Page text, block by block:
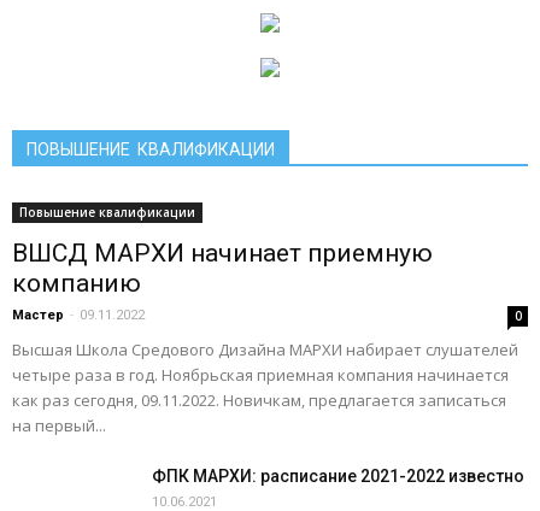
ПОВЫШЕНИЕ КВАЛИФИКАЦИИ
Повышение квалификации
ВШСД МАРХИ начинает приемную
компанию
Мастер - 09.11.2022 0
Высшая Школа Средового Дизайна МАРХИ набирает слушателей
четыре раза в год. Ноябрьская приемная компания начинается
как раз сегодня, 09.11.2022. Новичкам, предлагается записаться
на первый...
ФПК МАРХИ: расписание 2021-2022 известно
10.06.2021